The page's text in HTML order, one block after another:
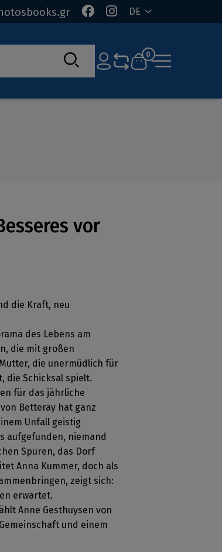
DE
0
vor
die Kraft, neu
des Lebens am
die mit großen
die unermüdlich für
die Schicksal spielt.
für das jährliche
Betteray hat ganz
Unfall geistig
aufgefunden, niemand
Spuren, das Dorf
Anna Kummer, doch als
zeigt sich:
erwartet.
Anne Gesthuysen von
und einem